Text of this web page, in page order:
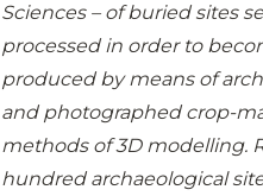
Sciences – of buried sites
processed in order to
produced by means of
and photographed crop-
methods of 3D modelling.
hundred archaeological